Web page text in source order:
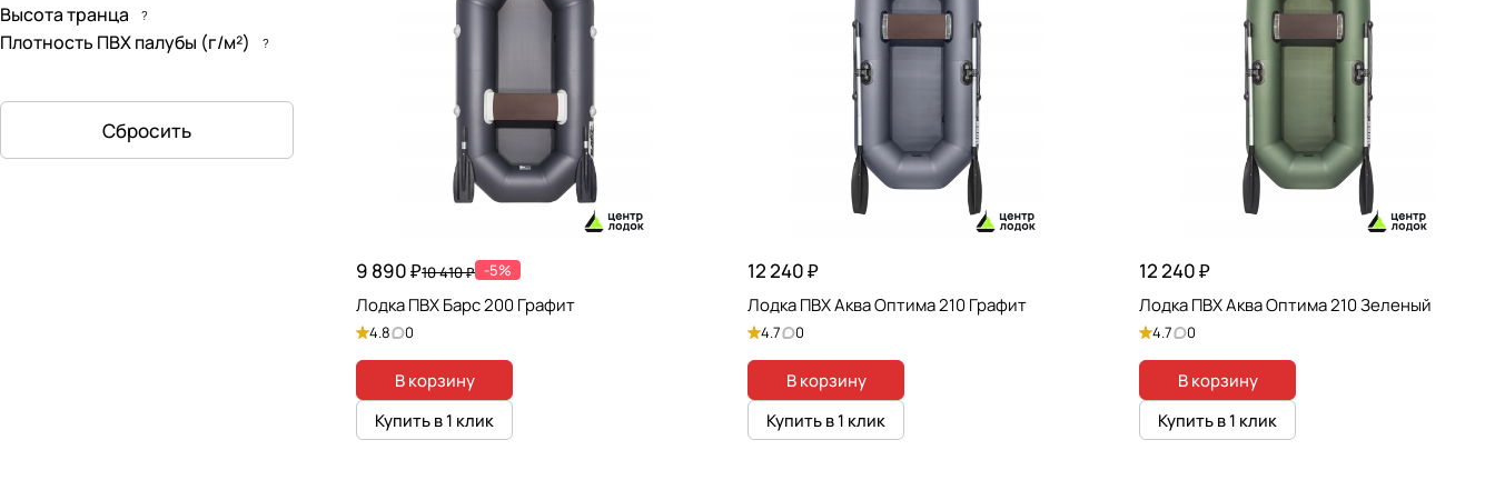
9 890 ₽10 410 ₽ -5%
Лодка ПВХ Барс 200 Графит
4.8 0
В корзину
Купить в 1 клик
12 240 ₽
Лодка ПВХ Аква Оптима 210 Графит
4.7 0
В корзину
Купить в 1 клик
12 240 ₽
Лодка ПВХ Аква Оптима 210 Зеленый
4.7 0
В корзину
Купить в 1 клик
Высота транца
?
Плотность ПВХ палубы (г/м²) ?
Сбросить